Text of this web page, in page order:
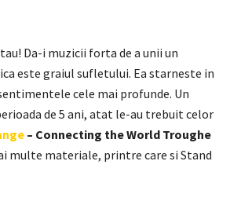
Da-i muzicii forta de a unii un
este graiul sufletului. Ea starneste in
cele mai profunde. Un
de 5 ani, atat le-au trebuit celor
– Connecting the World Troughe
multe materiale, printre care si Stand